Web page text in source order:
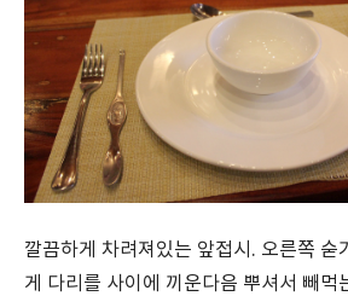
깔끔하게 차려져있는 앞접시. 오른쪽 숟
게 다리를 사이에 끼운다음 뿌셔서 빼먹